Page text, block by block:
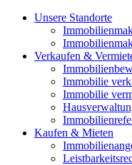
Unsere Standorte
Verkaufen &
Immobilie
Immobilie
Kaufen & Mieten